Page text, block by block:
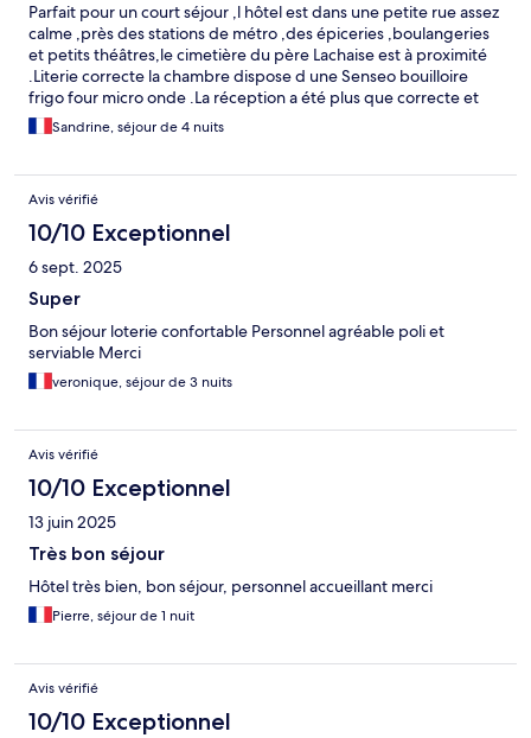
Parfait pour un court séjour ,l hôtel est dans une petite rue assez
calme ,près des stations de métro ,des épiceries ,boulangeries
et petits théâtres,le cimetière du père Lachaise est à proximité
.Literie correcte la chambre dispose d une Senseo bouilloire
frigo four micro onde .La réception a été plus que correcte et
courtoise ,nous avons eu la surprise d avoir notre logement à
notre arrivée c était appréciable .Si nous devions revenir je sais
Sandrine, séjour de 4 nuits
Avis vérifié
10/10 Exceptionnel
6 sept. 2025
Super
Bon séjour loterie confortable Personnel agréable poli et
serviable Merci
veronique, séjour de 3 nuits
Avis vérifié
10/10 Exceptionnel
13 juin 2025
Très bon séjour
Hôtel très bien, bon séjour, personnel accueillant merci
Pierre, séjour de 1 nuit
Avis vérifié
10/10 Exceptionnel